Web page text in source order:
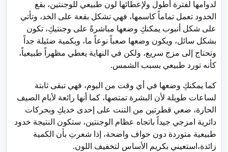
لدوامها لفترة أطول ولإعطائها لون طبيعي للوجنتين، بقع
الخدود تعمل تماماً كاسمها، فهي تشكل بقعة على الخد، وتأتي
على شكل أنبوب يمكنكِ وضعها مباشرةً على وجنتيكِ، تكون
بشكل سائل، ويكون وضعها صعباً نوعاً ما، وبكمية ضئيلة جداً
وتحتاج إلى مزج سريع، ولكن في النهاية يعطي مظهراً طبيعياً،
كأنه تورد طبيعي بسبب الشمس.
كما يمكنكِ وضعها في أي وقت من اليوم، فهي تبقى ثابتة
لساعات طويلة لأن البشرة تمتصها، كما أنها رائعة لأيام الصيف
الحارة، ضعي قطرتين من التنت على إحدى خديكِ وبحركات
دائرية امزجي جيداً باتجاه عظام الوجنتين، ستكون النتيجة خدود
طبيعية متوردة دون حواف واضحة، إذا شعرتِ بأن الكمية
زائدة،استعيني بكريم الأساس لتخفيف اللون.